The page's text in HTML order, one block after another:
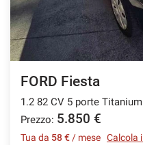
FORD Fiesta
1.2 82 CV 5 porte Titanium
Prezzo: 5.850 €
Tua da 58 € / mese Calcola